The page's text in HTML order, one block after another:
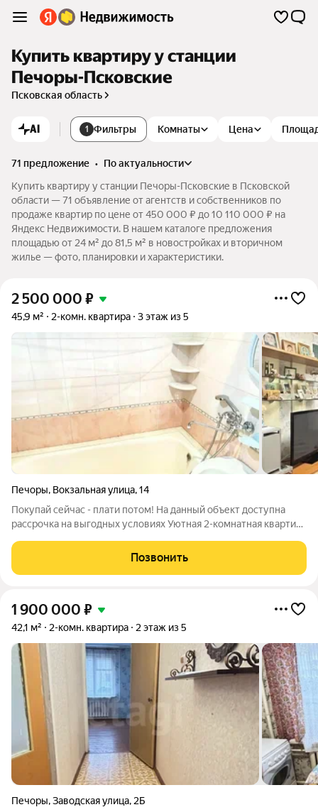
Купить квартиру у станции
Печоры-Псковские
Псковская область
AI 1 Фильтры Комнаты Цена
71 предложение •
по актуальности
Купить квартиру у станции Печоры-Псковские в Псковской
области — 71 объявление от агентств и собственников по
продаже квартир по цене от 450 000 ₽ до 10 110 000 ₽ на
Яндекс Недвижимости. В нашем каталоге предложения
площадью от 24 м² до 81,5 м² в новостройках и вторичном
жилье — фото, планировки и характеристики.
2 500 000 ₽
45,9 м² 2-комн. квартира 3 этаж из 5
Печоры, Вокзальная улица,14
Покупай сейчас - плати потом! На данный объект доступна
рассрочка на выгодных условиях Уютная 2-комнатная квартира
Предлагаем к продаже светлую и просторную 2-комнатную
квартиру общей площадью
Позвонить
1 900 000 ₽
42,1 м² 2-комн. квартира 2 этаж из 5
Печоры,Заводская улица, 2Б